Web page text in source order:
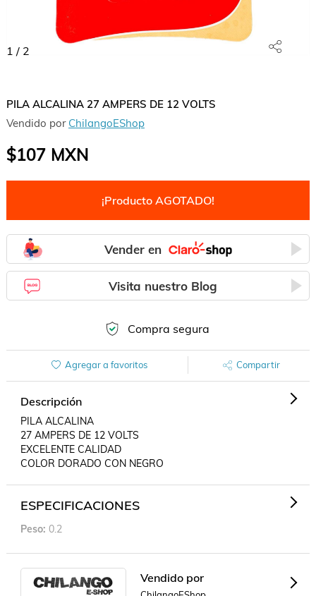
1 / 2
PILA ALCALINA 27 AMPERS DE 12 VOLTS
Vendido por ChilangoEShop
$107MXN
¡Producto AGOTADO!
Vender en
Visita nuestro Blog
Compra segura
Agregar a favoritos Compartir
Descripción
PILA ALCALINA
27 AMPERS DE 12 VOLTS
EXCELENTE CALIDAD
COLOR DORADO CON NEGRO
ESPECIFICACIONES
Peso 0.2
Vendido por